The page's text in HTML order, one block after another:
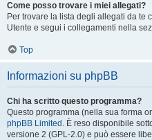
Come posso trovare i miei allegati?
Per trovare la lista degli allegati da te
Utente e segui i collegamenti nella
Top
Informazioni su phpBB
Chi ha scritto questo programma?
Questo programma (nella sua forma
phpBB Limited . È reso disponibile
versione 2 (GPL-2.0) e può essere